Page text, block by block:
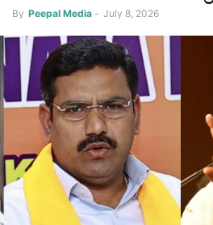
By Peepal Media - July 8, 2026